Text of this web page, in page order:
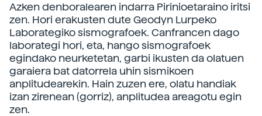
Azken denboralearen indarra Pirinioetaraino iritsi
zen. Hori erakusten dute Geodyn Lurpeko
Laborategiko sismografoek. Canfrancen dago
laborategi hori, eta, hango sismografoek
egindako neurketetan, garbi ikusten da olatuen
garaiera bat datorrela uhin sismikoen
anplitudearekin. Hain zuzen ere, olatu handiak
izan zirenean (gorriz), anplitudea areagotu egin
zen.